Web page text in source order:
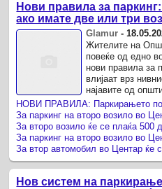
Нови правила за
ако имате две или три
Glamur -
Жителите на
повеќе од едно
нови правила за
влијаат врз
најавите од
ПОЦ, се
Нов систем на